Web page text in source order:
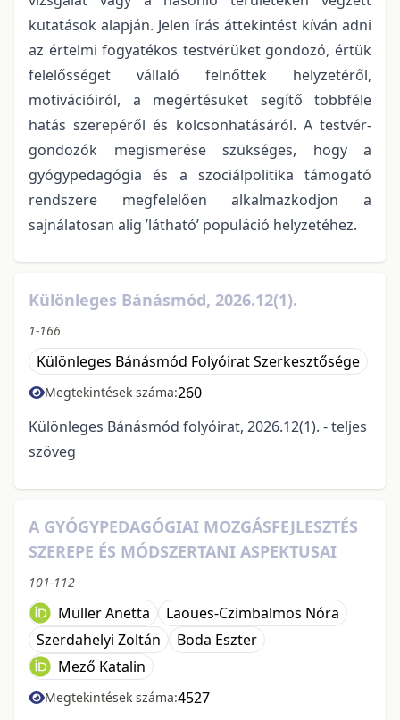
kutatások alapján. Jelen írás áttekintést kíván adni
az értelmi fogyatékos testvérüket gondozó, értük
felelősséget vállaló felnőttek helyzetéről,
motivációiról, a megértésüket segítő többféle
hatás szerepéről és kölcsönhatásáról. A testvér-
gondozók megismerése szükséges, hogy a
gyógypedagógia és a szociálpolitika támogató
rendszere megfelelően alkalmazkodjon a
sajnálatosan alig ’látható’ populáció helyzetéhez.
Különleges Bánásmód, 2026.12(1).
1-166
Különleges Bánásmód Folyóirat Szerkesztősége
Megtekintések száma:260
Különleges Bánásmód folyóirat, 2026.12(1). - teljes
szöveg
A GYÓGYPEDAGÓGIAI MOZGÁSFEJLESZTÉS
SZEREPE ÉS MÓDSZERTANI ASPEKTUSAI
101-112
Müller Anetta
Laoues-Czimbalmos Nóra
Szerdahelyi Zoltán
Boda Eszter
Mező Katalin
Megtekintések száma:4527